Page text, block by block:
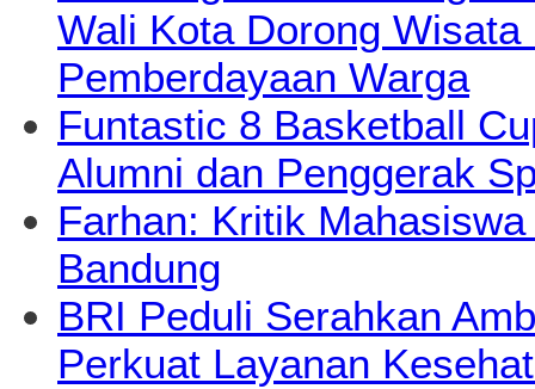
Wali Kota Dorong
Pemberdayaan Warga
Funtastic 8 Basketball
Alumni dan Penggerak
Farhan: Kritik
Bandung
BRI Peduli Serahkan
Perkuat Layanan